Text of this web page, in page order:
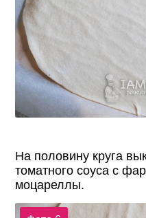
На половину круга
томатного соуса с
моцареллы.